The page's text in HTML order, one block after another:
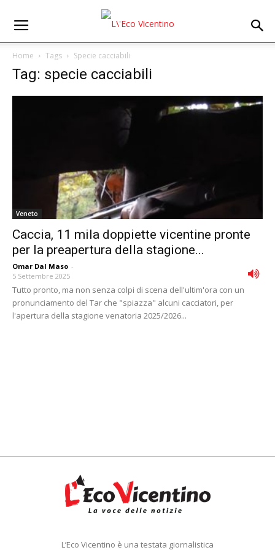
Home Tags Specie cacciabili
Tag: specie cacciabili
Veneto
Caccia, 11 mila doppiette vicentine pronte
per la preapertura della stagione...
Omar Dal Maso -
5 Settembre 2025
Tutto pronto, ma non senza colpi di scena dell'ultim'ora con un
pronunciamento del Tar che "spiazza" alcuni cacciatori, per
l'apertura della stagione venatoria 2025/2026...
L’Eco Vicentino è una testata giornalistica